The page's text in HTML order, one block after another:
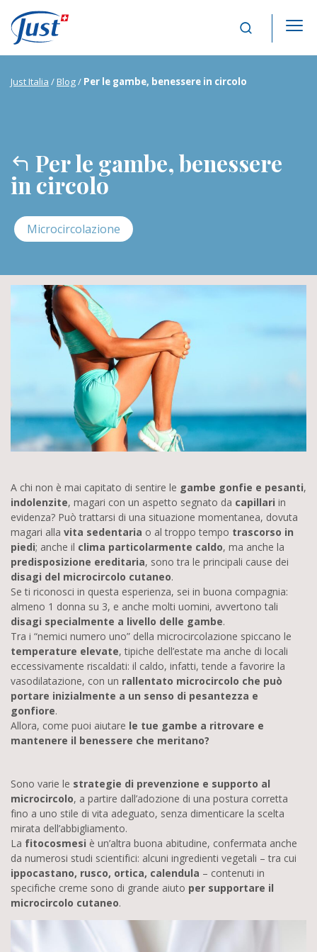
Main Navigation
Just Italia / Blog/ Per le gambe, benessere in circolo
Per le gambe, benessere
in circolo
Microcircolazione
A chi non è mai capitato di sentire le gambe gonfie e pesanti,
indolenzite, magari con un aspetto segnato da capillari in
evidenza? Può trattarsi di una situazione momentanea, dovuta
magari alla vita sedentaria o al troppo tempo trascorso in
piedi; anche il clima particolarmente caldo, ma anche la
predisposizione ereditaria, sono tra le principali cause dei
disagi del microcircolo cutaneo.
Se ti riconosci in questa esperienza, sei in buona compagnia:
almeno 1 donna su 3, e anche molti uomini, avvertono tali
disagi specialmente a livello delle gambe.
Tra i “nemici numero uno” della microcircolazione spiccano le
temperature elevate, tipiche dell’estate ma anche di locali
eccessivamente riscaldati: il caldo, infatti, tende a favorire la
vasodilatazione, con un rallentato microcircolo che può
portare inizialmente a un senso di pesantezza e
gonfiore.
Allora, come puoi aiutare le tue gambe a ritrovare e
mantenere il benessere che meritano?
Sono varie le strategie di prevenzione e supporto al
microcircolo, a partire dall’adozione di una postura corretta
fino a uno stile di vita adeguato, senza dimenticare la scelta
mirata dell’abbigliamento.
La fitocosmesi è un’altra buona abitudine, confermata anche
da numerosi studi scientifici: alcuni ingredienti vegetali – tra cui
ippocastano, rusco, ortica, calendula – contenuti in
specifiche creme sono di grande aiuto per supportare il
microcircolo cutaneo.